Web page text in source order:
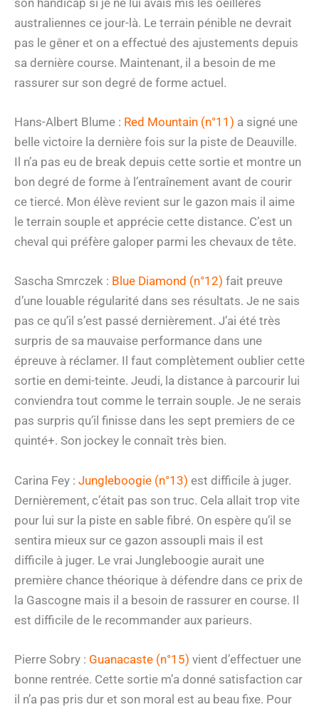
australiennes ce jour-là. Le terrain pénible ne devrait
pas le gêner et on a effectué des ajustements depuis
sa dernière course. Maintenant, il a besoin de me
rassurer sur son degré de forme actuel.
Hans-Albert Blume : Red Mountain (n°11) a signé une
belle victoire la dernière fois sur la piste de Deauville.
Il n’a pas eu de break depuis cette sortie et montre un
bon degré de forme à l’entraînement avant de courir
ce tiercé. Mon élève revient sur le gazon mais il aime
le terrain souple et apprécie cette distance. C’est un
cheval qui préfère galoper parmi les chevaux de tête.
Sascha Smrczek : Blue Diamond (n°12) fait preuve
d’une louable régularité dans ses résultats. Je ne sais
pas ce qu’il s’est passé dernièrement. J’ai été très
surpris de sa mauvaise performance dans une
épreuve à réclamer. Il faut complètement oublier cette
sortie en demi-teinte. Jeudi, la distance à parcourir lui
conviendra tout comme le terrain souple. Je ne serais
pas surpris qu’il finisse dans les sept premiers de ce
quinté+. Son jockey le connaît très bien.
Carina Fey : Jungleboogie (n°13) est difficile à juger.
Dernièrement, c’était pas son truc. Cela allait trop vite
pour lui sur la piste en sable fibré. On espère qu’il se
sentira mieux sur ce gazon assoupli mais il est
difficile à juger. Le vrai Jungleboogie aurait une
première chance théorique à défendre dans ce prix de
la Gascogne mais il a besoin de rassurer en course. Il
est difficile de le recommander aux parieurs.
Pierre Sobry : Guanacaste (n°15) vient d’effectuer une
bonne rentrée. Cette sortie m’a donné satisfaction car
il n’a pas pris dur et son moral est au beau fixe. Pour